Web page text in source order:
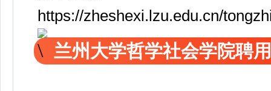
https://zheshexi.lzu.edu.cn/
兰州大学哲学社会学院聘